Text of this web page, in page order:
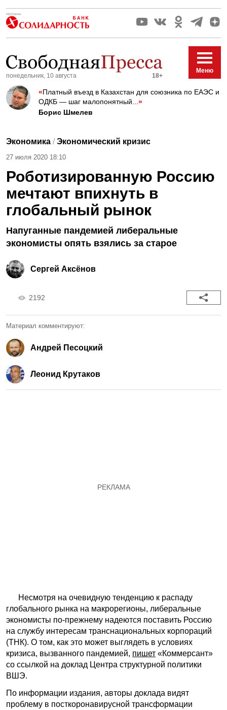
18+
понедельник, 10 августа
Меню
«Платный въезд в Казахстан для союзника по ЕАЭС и
ОДКБ — шаг малопонятный... »
Борис Шмелев
Экономика /Экономический кризис
27 июля 2020 18:10
Роботизированную Россию
мечтают впихнуть в
глобальный рынок
Напуганные пандемией либеральные
экономисты опять взялись за старое
Сергей Аксёнов
2192
Материал комментируют:
Андрей Песоцкий
Леонид Крутаков
Несмотря на очевидную тенденцию к распаду
глобального рынка на макрорегионы, либеральные
экономисты по-прежнему надеются поставить Россию
на службу интересам транснациональных корпораций
(ТНК). О том, как это может выглядеть в условиях
кризиса, вызванного пандемией, пишет «Коммерсант»
со ссылкой на доклад Центра структурной политики
ВШЭ.
По информации издания, авторы доклада видят
проблему в посткоронавирусной трансформации